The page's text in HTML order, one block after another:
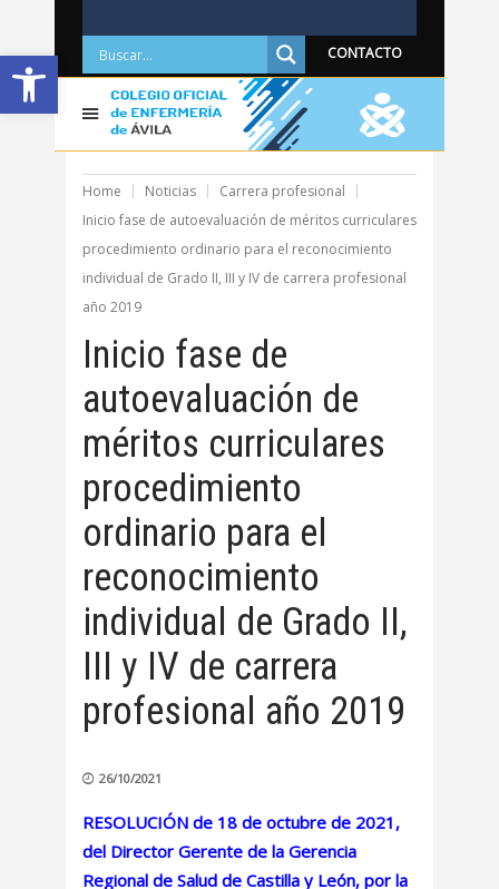
Abrir barra de herramientas CONTACTO
Home Noticias
Carrera profesional
Inicio fase de autoevaluación de méritos curriculares
procedimiento ordinario para el reconocimiento
individual de Grado II, III y IV de carrera profesional
año 2019
Inicio fase de
autoevaluación de
méritos curriculares
procedimiento
ordinario para el
reconocimiento
individual de Grado II,
III y IV de carrera
profesional año 2019
26/10/2021
RESOLUCIÓN de 18 de octubre de 2021,
del Director Gerente de la Gerencia
Regional de Salud de Castilla y León, por la